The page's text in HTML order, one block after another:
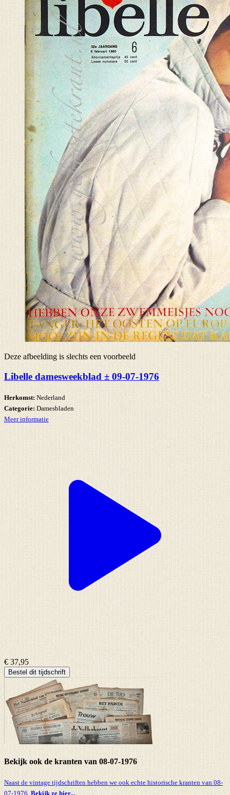
Deze afbeelding is slechts een voorbeeld
Libelle damesweekblad ± 09-07-1976
Herkomst: Nederland
Categorie: Damesbladen
Meer informatie
€ 37,95
Bestel dit tijdschrift
Bekijk ook de kranten van 08-07-1976
Naast de vintage tijdschriften hebben we ook echte historische kranten van 08-
07-1976. Bekijk ze hier...